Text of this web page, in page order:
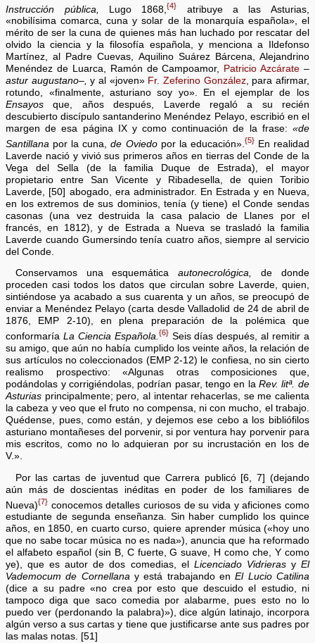
Instrucción pública,
Lugo 1868,{4}
atribuye a las Asturias,
«nobilísima comarca, cuna y solar de la monarquía española», el
mérito de ser la cuna de quienes más han luchado por rescatar del
olvido la ciencia y la filosofía española, y menciona a Ildefonso
Martínez, al Padre Cuevas, Aquilino Suárez Bárcena, Alejandrino
Menéndez de Luarca, Ramón de Campoamor, Patricio Azcárate –
astur augustano–, y al «joven» Fr. Zeferino González, para afirmar,
rotundo, «finalmente, asturiano soy yo». En el ejemplar de los
Ensayos que, años después, Laverde regaló a su recién
descubierto discípulo santanderino Menéndez Pelayo, escribió en el
margen de esa página IX y como continuación de la frase: «de
Santillana por la cuna,de Oviedopor la educación». {5}En realidad
Laverde nació y vivió sus primeros años en tierras del Conde de la
Vega del Sella (de la familia Duque de Estrada), el mayor
propietario entre San Vicente y Ribadesella, de quien Toribio
Laverde, [50] abogado, era administrador. En Estrada y en Nueva,
en los extremos de sus dominios, tenía (y tiene) el Conde sendas
casonas (una vez destruida la casa palacio de Llanes por el
francés, en 1812), y de Estrada a Nueva se trasladó la familia
Laverde cuando Gumersindo tenía cuatro años, siempre al servicio
del Conde.
Conservamos una esquemáticaautonecrológica, de donde
proceden casi todos los datos que circulan sobre Laverde, quien,
sintiéndose ya acabado a sus cuarenta y un años, se preocupó de
enviar a Menéndez Pelayo (carta desde Valladolid de 24 de abril de
1876, EMP 2-10), en plena preparación de la polémica que
conformaríaLa Ciencia Española. {6}Seis días después, al remitir a
su amigo, que aún no había cumplido los veinte años, la relación de
sus artículos no coleccionados (EMP 2-12) le confiesa, no sin cierto
realismo prospectivo: «Algunas otras composiciones que,
podándolas y corrigiéndolas, podrían pasar, tengo en laRev. litª. de
Asturias principalmente; pero, al intentar rehacerlas, se me calienta
la cabeza y veo que el fruto no compensa, ni con mucho, el trabajo.
Quédense, pues, como están, y dejemos ese cebo a los bibliófilos
asturiano montañeses del porvenir, si por ventura hay porvenir para
mis escritos, como no lo adquieran por su incrustación en los de
V.».
Por las cartas de juventud que Carrera publicó [6, 7] (dejando
aún más de doscientas inéditas en poder de los familiares de
Nueva){7} conocemos detalles curiosos de su vida y aficiones como
estudiante de segunda enseñanza. Sin haber cumplido los quince
años, en 1850, en cuarto curso, quiere aprender música («hoy uno
que no sabe tocar música no es nada»), anuncia que ha reformado
el alfabeto español (sin B, C fuerte, G suave, H como che, Y como
ye), que es autor de dos comedias, el Licenciado Vidrierasy El
Vademocum de Cornellanay está trabajando enEl Lucio Catilina
(dice a su padre «no crea por esto que descuido el estudio, ni
tampoco diga que saco comedia por alabarme, pues esto no lo
puedo ver (perdonando la palabra)»), dice algún latinajo, incorpora
algún verso a sus cartas y tiene que justificarse ante sus padres por
las malas notas. [51]